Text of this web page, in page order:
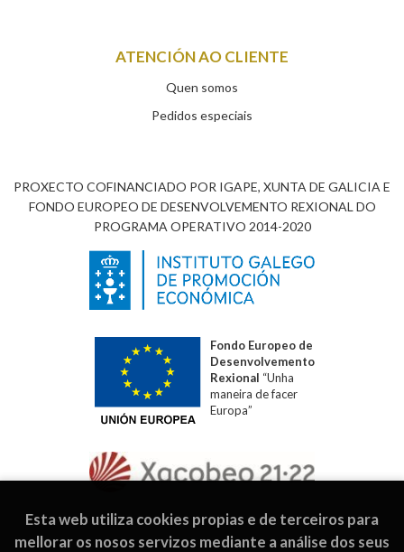
ATENCIÓN AO CLIENTE
Quen somos
Pedidos especiais
PROXECTO COFINANCIADO POR IGAPE, XUNTA DE GALICIA E
FONDO EUROPEO DE DESENVOLVEMENTO REXIONAL DO
PROGRAMA OPERATIVO 2014-2020
Fondo Europeo de
Desenvolvemento
Rexional “Unha
maneira de facer
Europa”
Esta web utiliza cookies propias e de terceiros para
mellorar os nosos servizos mediante a análise dos seus